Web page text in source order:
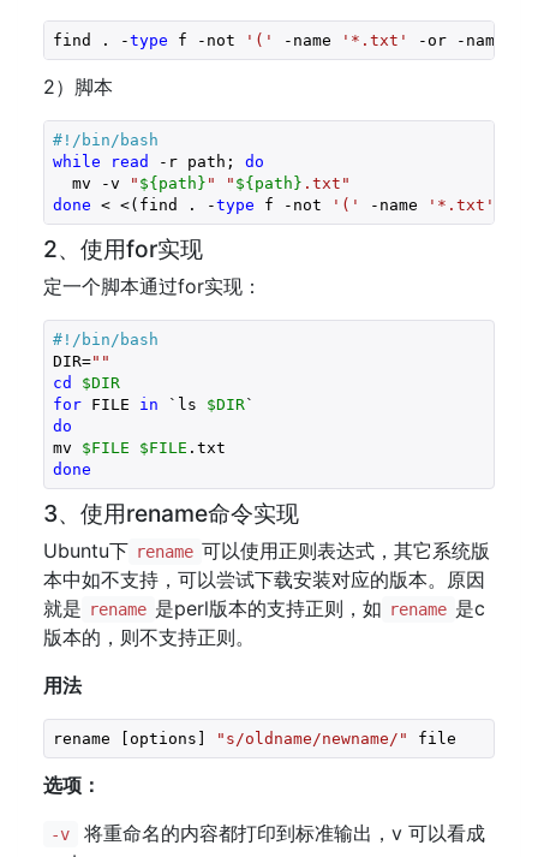
find . -type f -not '(' -name '*.txt' -or -name
2）脚本
#!/bin/bash
while
read -r path; do
  mv -v
" ${path} " " ${path} .txt"
done < <(find . -type f -not '(' -name '*.txt'
2、使用for实现
定一个脚本通过for实现：
#!/bin/bash
DIR=""
cd
$DIR
for FILE in `ls $DIR
do
mv $FILE $FILE
done
3、使用rename命令实现
Ubuntu下 rename 可以使用正则表达式，其它系统版
本中如不支持，可以尝试下载安装对应的版本。原因
就是 rename 是perl版本的支持正则，如 rename 是c
版本的，则不支持正则。
用法
rename [options] "s/oldname/newname/" file
选项：
-v
将重命名的内容都打印到标准输出，v 可以看成